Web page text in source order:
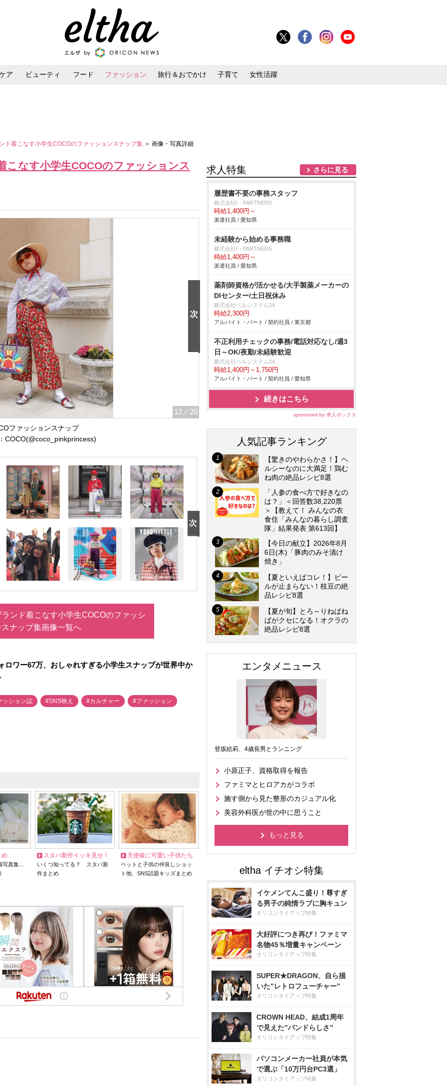
ア ビューティ フード ファッション 旅行＆おでかけ 子育て 女性活躍
ド着こなす小学生COCOのファッションスナップ集 ＞ 画像・写真詳細
こなす小学生COCOのファッションス
12 ／20
ファッションスナップ
COCO(@coco_pinkprincess)
ンド着こなす小学生COCOのファッシ
ナップ集画像一覧へ
ロワー67万、おしゃれすぎる小学生スナップが世界中か
ッション誌 #SNS映え #カルチャー #ファッション
め
写真集…
スタバ新作イッキ見せ！
いくつ知ってる？ スタバ新
作まとめ
天使級に可愛い子供たち
ペットと子供の仲良しショッ
ト他、SNS話題キッズまとめ
求人特集 さらに見る
履歴書不要の事務スタッフ
株式会社I・PARTNERS
時給1,400円～
派遣社員 / 愛知県
未経験から始める事務職
株式会社I・PARTNERS
時給1,400円～
派遣社員 / 愛知県
薬剤師資格が活かせる/大手製薬メーカーの
DIセンター/土日祝休み
株式会社ベルシステム24
時給2,300円
アルバイト・パート / 契約社員 / 東京都
不正利用チェックの事務/電話対応なし/週3
日～OK/夜勤/未経験歓迎
株式会社ベルシステム24
時給1,400円～1,750円
アルバイト・パート / 契約社員 / 愛知県
続きはこちら
sponsored by 求人ボックス
人気記事ランキング
【驚きのやわらかさ！】ヘ
ルシーなのに大満足！鶏む
ね肉の絶品レシピ8選
「人参の食べ方で好きなの
は？」＜回答数38,220票
＞【教えて！ みんなの衣
食住「みんなの暮らし調査
隊」結果発表 第613回】
【今日の献立】2026年8月
6日(木)「豚肉のみそ漬け
焼き」
【夏といえばコレ！】ビー
ルが止まらない！枝豆の絶
品レシピ8選
【夏が旬】とろ～りねばね
ばがクセになる！オクラの
絶品レシピ8選
エンタメニュース
登坂絵莉、4歳長男とランニング
小原正子、資格取得を報告
ファミマとヒロアカがコラボ
施す側から見た整形のカジュアル化
美容外科医が世の中に思うこと
もっと見る
イケメンてんこ盛り！尊すぎ
る男子の純情ラブに胸キュン
オリコンタイアップ特集
大好評につき再び！ファミマ
名物45％増量キャンペーン
オリコンタイアップ特集
SUPER★DRAGON、自ら描
いた”レトロフューチャー”
オリコンタイアップ特集
CROWN HEAD、結成1周年
で見えた”バンドらしさ”
オリコンタイアップ特集
パソコンメーカー社員が本気
で選ぶ「10万円台PC3選」
オリコンタイアップ特集